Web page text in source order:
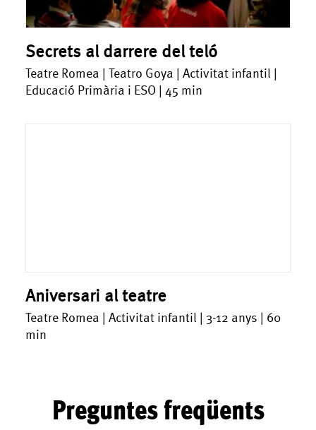
Secrets al darrere del teló
Teatre Romea | Teatro Goya | Activitat infantil |
Educació Primària i ESO | 45 min
Aniversari al teatre
Teatre Romea | Activitat infantil | 3-12 anys | 60
min
Preguntes freqüents